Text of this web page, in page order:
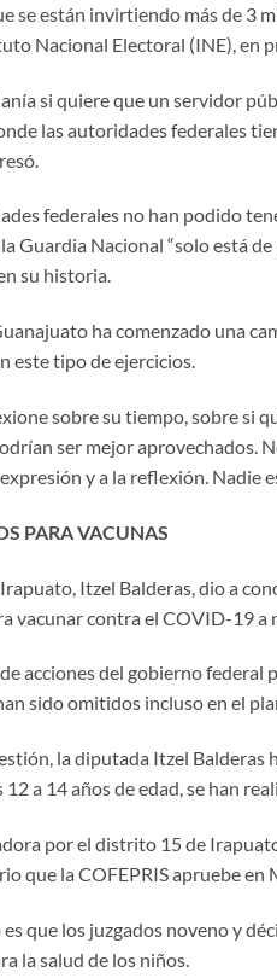
se están invirtiendo más de 3
Nacional Electoral (INE), en
si quiere que un servidor
las autoridades federales
federales no han podido
Guardia Nacional “solo está
su historia.
ha comenzado una
este tipo de ejercicios.
sobre su tiempo, sobre si
ser mejor aprovechados.
y a la reflexión. Nadie
PARA VACUNAS
Itzel Balderas, dio a
vacunar contra el COVID-19 a
acciones del gobierno
sido omitidos incluso en el
la diputada Itzel
a 14 años de edad, se han
por el distrito 15 de
que la COFEPRIS apruebe en
que los juzgados noveno y
la salud de los niños.